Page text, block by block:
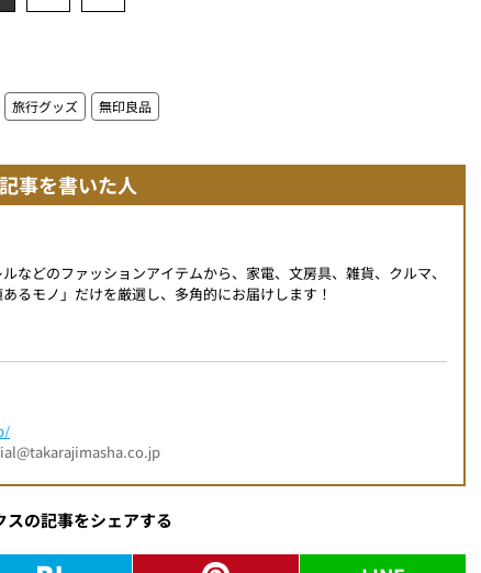
旅行グッズ 無印良品
事を書いた人
などのファッションアイテムから、家電、文房具、雑貨、クルマ、
るモノ」だけを厳選し、多角的にお届けします！
スの記事をシェアする